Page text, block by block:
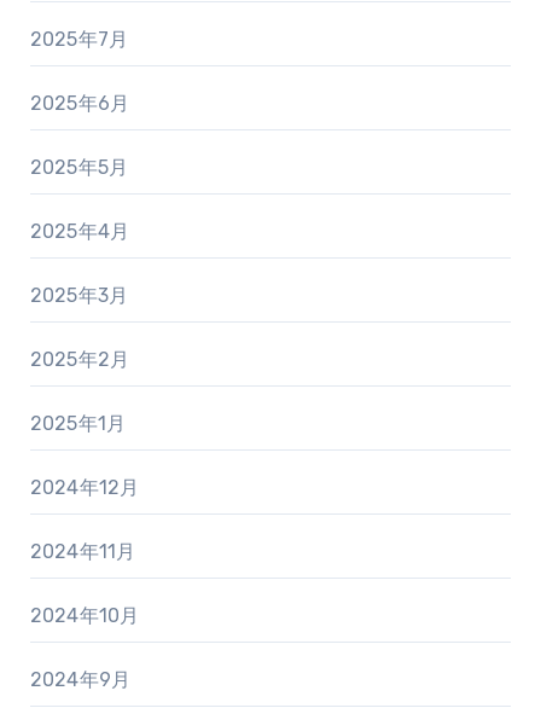
2025年7月
2025年6月
2025年5月
2025年4月
2025年3月
2025年2月
2025年1月
2024年12月
2024年11月
2024年10月
2024年9月